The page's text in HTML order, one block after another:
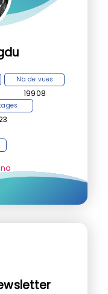
Nb de vues
19908